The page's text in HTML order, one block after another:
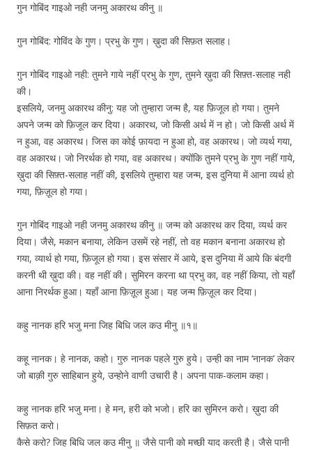
गुन गोबिंद गाइओ नही जनमु अकारथ कीनु ॥
गुन गोबिंद: गोविंद के गुण। प्रभु के गुण। ख़ुदा की सिफ़त सलाह।
गुन गोबिंद गाइओ नही: तुमने गाये नहीं प्रभु के गुण, तुमने ख़ुदा की सिफ़्त-सलाह नही
की।
इसलिये, जनमु अकारथ कीनु: यह जो तुम्हारा जन्म है, यह फ़िजूल हो गया। तुमने
अपने जन्म को फ़िजूल कर दिया। अकारथ, जो किसी अर्थ में न हो। जो किसी अर्थ में
न हुआ, वह अकारथ। जिस का कोई फ़ायदा न हुआ हो, वह अकारथ। जो व्यर्थ गया,
वह अकारथ। जो निरर्थक हो गया, वह अकारथ। क्योंकि तुमने प्रभु के गुण नहीं गाये,
ख़ुदा की सिफ़्त-सलाह नहीं की, इसलिये तुम्हारा यह जन्म, इस दुनिया में आना व्यर्थ हो
गया, फ़िज़ूल हो गया।
गुन गोबिंद गाइओ नही जनमु अकारथ कीनु ॥ जन्म को अकारथ कर दिया, व्यर्थ कर
दिया। जैसे, मकान बनाया, लेकिन उसमें रहे नहीं, तो वह मकान बनाना अकारथ हो
गया, व्यार्थ हो गया, फ़िजूल हो गया। इस संसार में आये, इस दुनिया में आये कि बंदगी
करनी थी ख़ुदा की। वह नहीं की। सुमिरन करना था प्रभु का, वह नहीं किया, तो यहाँ
आना निरर्थक हुआ। यहाँ आना फ़िज़ूल हुआ। यह जन्म फ़िज़ूल कर दिया।
कहु नानक हरि भजु मना जिह बिधि जल कउ मीनु ॥१॥
कहू नानक। हे नानक, कहो। गुरु नानक पहले गुरु हुये। उन्ही का नाम ‘नानक’ लेकर
जो बाक़ी गुरु साहिबान हुये, उन्होने वाणी उचारी है। अपना पाक-कलाम कहा।
कहु नानक हरि भजु मना। हे मन, हरी को भजो। हरि का सुमिरन करो। ख़ुदा की
सिफ़त करो।
कैसे करो? जिह बिधि जल कउ मीनु ॥ जैसे पानी को मच्छी याद करती है। जैसे पानी